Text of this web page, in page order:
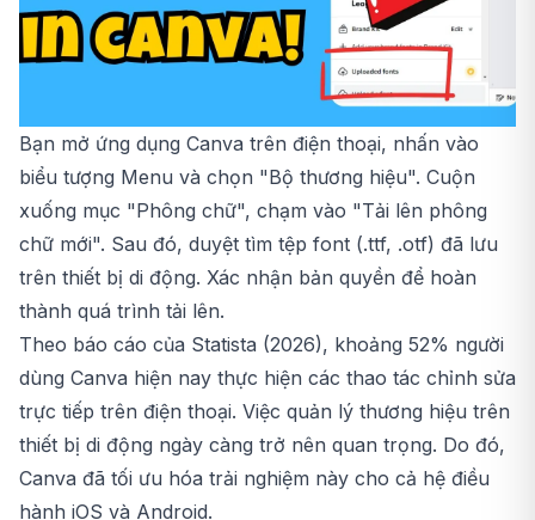
Bạn mở ứng dụng Canva trên điện thoại, nhấn vào
biểu tượng Menu và chọn "Bộ thương hiệu". Cuộn
xuống mục "Phông chữ", chạm vào "Tải lên phông
chữ mới". Sau đó, duyệt tìm tệp font (.ttf, .otf) đã lưu
trên thiết bị di động. Xác nhận bản quyền để hoàn
thành quá trình tải lên.
Theo báo cáo của Statista (2026), khoảng 52% người
dùng Canva hiện nay thực hiện các thao tác chỉnh sửa
trực tiếp trên điện thoại. Việc quản lý thương hiệu trên
thiết bị di động ngày càng trở nên quan trọng. Do đó,
Canva đã tối ưu hóa trải nghiệm này cho cả hệ điều
hành iOS và Android.